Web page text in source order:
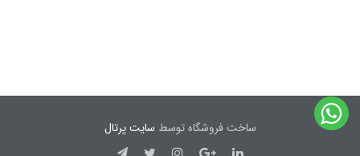
ساخت فروشگاه توسط سایت پرتال